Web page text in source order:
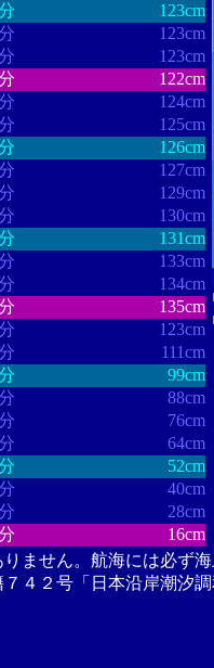
123cm
123cm
123cm
122cm
124cm
125cm
126cm
127cm
129cm
130cm
131cm
133cm
134cm
135cm
123cm
111cm
99cm
88cm
76cm
64cm
52cm
40cm
28cm
16cm
ません。航海には必ず
４２号「日本沿岸潮汐